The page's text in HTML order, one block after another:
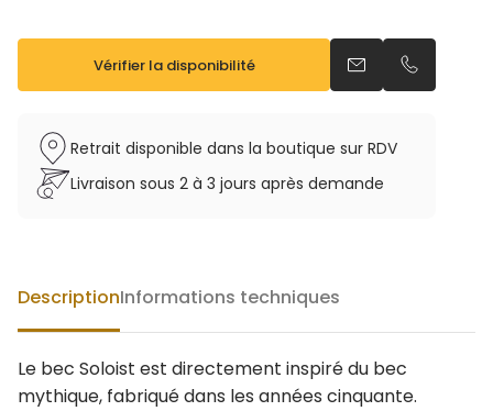
Vérifier la disponibilité Envoyer un email
Appeler
Retrait disponible dans la boutique sur RDV
Livraison sous 2 à 3 jours après demande
DescriptionInformations techniques
Le bec Soloist est directement inspiré du bec
mythique, fabriqué dans les années cinquante.